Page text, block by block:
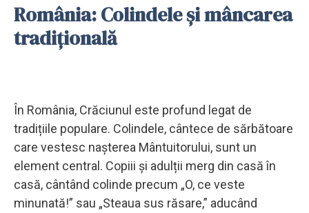
România: Colindele și mâncarea
tradițională
În România, Crăciunul este profund legat de
tradițiile populare. Colindele, cântece de sărbătoare
care vestesc nașterea Mântuitorului, sunt un
element central. Copiii și adulții merg din casă în
casă, cântând colinde precum „O, ce veste
minunată!” sau „Steaua sus răsare,” aducând